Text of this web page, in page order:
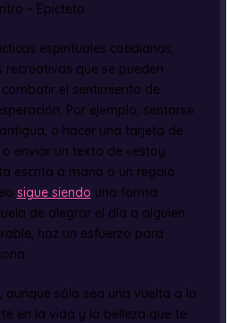
~ Epicteto
espirituales cotidianas,
que se pueden
el sentimiento de
Por ejemplo, sentarse
o hacer una tarjeta de
enviar un texto de «estoy
escrita a mano o un regalo
sigue siendo una forma
de alegrar el día a alguien.
haz un esfuerzo para
aunque sólo sea una vuelta a la
en la vida y la belleza que te